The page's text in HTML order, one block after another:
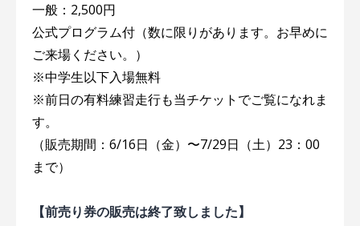
一般：2,500円
公式プログラム付（数に限りがあります。お早めに
ご来場ください。）
※中学生以下入場無料
※前日の有料練習走行も当チケットでご覧になれま
す。
（販売期間：6/16日（金）〜7/29日（土）23：00
まで）
【前売り券の販売は終了致しました】